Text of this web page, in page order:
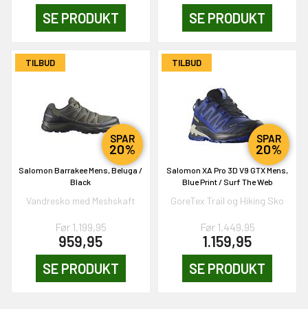
SE PRODUKT SE PRODUKT
TILBUD
SPAR
20%
Salomon Barrakee Mens, Beluga /
Black
Vandresko med Meshskaft
Før 1.199,95
959,95
SE PRODUKT
TILBUD
SPAR
20%
Salomon XA Pro 3D V9 GTX Mens,
Blue Print / Surf The Web
GoreTex Trail og Hiking Sko
Før 1.449,95
1.159,95
SE PRODUKT